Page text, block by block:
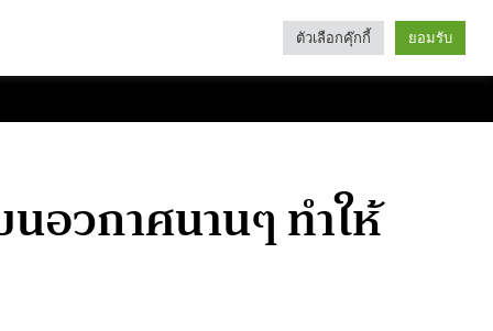
Categories
อวกาศนานๆ ทำให้
ตัวเลือกคุ๊กกี้ ยอมรับ